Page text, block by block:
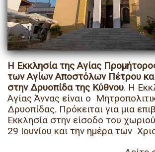
Η Εκκλησία της Αγίας
των Αγίων Αποστόλων Πέτρου
στην Δρυοπίδα της Κύθνου. Η
Αγίας Άννας είναι ο
Δρυοπίδας. Πρόκειται για μια
Εκκλησία στην είσοδο του
29 Ιουνίου και την ημέρα των